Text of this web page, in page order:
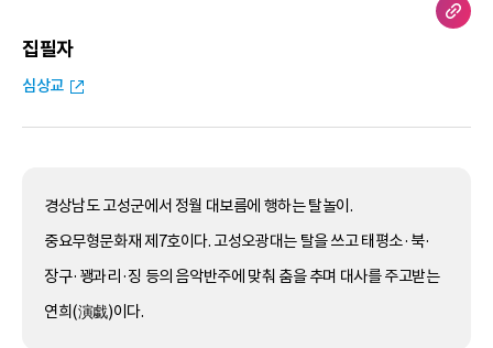
집필자
심상교
경상남도 고성군에서 정월 대보름에 행하는 탈놀이.
중요무형문화재 제7호이다. 고성오광대는 탈을 쓰고 태평소·북·
장구·꽹과리·징 등의 음악반주에 맞춰 춤을 추며 대사를 주고받는
연희(演戱)이다.